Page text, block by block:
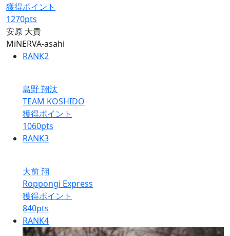
獲得ポイント
1270pts
安原 大貴
MiNERVA-asahi
RANK2
島野 翔汰
TEAM KOSHIDO
獲得ポイント
1060pts
RANK3
大前 翔
Roppongi Express
獲得ポイント
840pts
RANK4